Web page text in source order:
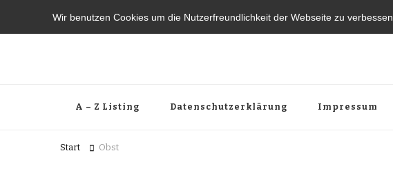
Wir benutzen Cookies um die Nutzerfreundlichkeit der Webseite zu
A – Z Listing Datenschutzerklärung Impressum
Start Obst